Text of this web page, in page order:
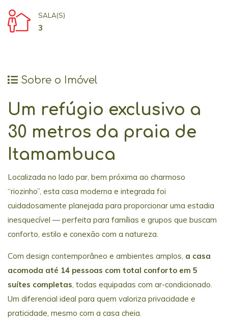
SALA(S)
3
Sobre o Imóvel
Um refúgio exclusivo a
30 metros da praia de
Itamambuca
Localizada no lado par, bem próxima ao charmoso
“riozinho”, esta casa moderna e integrada foi
cuidadosamente planejada para proporcionar uma estadia
inesquecível — perfeita para famílias e grupos que buscam
conforto, estilo e conexão com a natureza.
Com design contemporâneo e ambientes amplos, a casa
acomoda até 14 pessoas com total conforto em 5
suítes completas , todas equipadas com ar-condicionado.
Um diferencial ideal para quem valoriza privacidade e
praticidade, mesmo com a casa cheia.